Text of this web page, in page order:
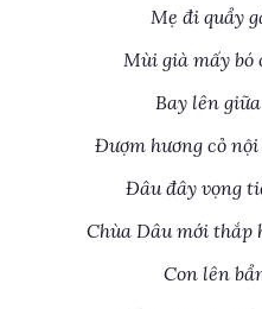
Mẹ đi quẩy
Mùi già mấy bó
Bay lên
Đượm hương cỏ
Đâu đây vọng
Chùa Dâu mới thắp
Con lên